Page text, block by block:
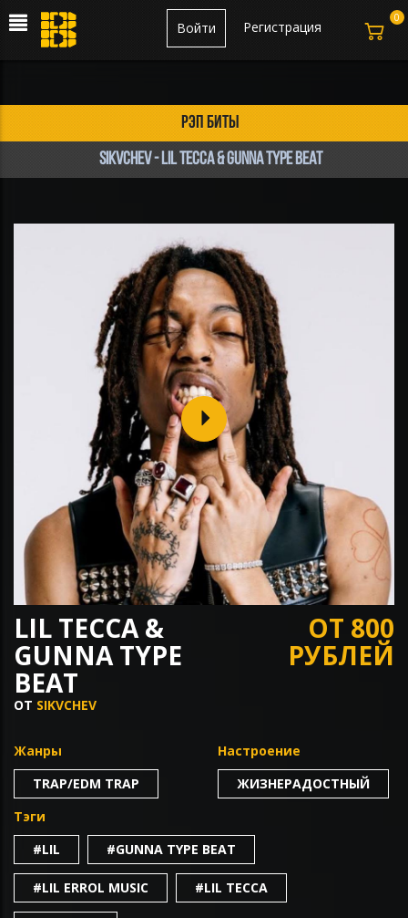
Регистрация
Войти
рэп биты
SIKVCHEV - LIL TECCA & GUNNA TYPE BEAT
LIL TECCA &
GUNNA TYPE
BEAT
ОТ SIKVCHEV
ОТ 800
РУБЛЕЙ
Жанры
TRAP/EDM TRAP
Настроение
ЖИЗНЕРАДОСТНЫЙ
Тэги
#LIL
#GUNNA TYPE BEAT
#LIL ERROL MUSIC #LIL TECCA
0